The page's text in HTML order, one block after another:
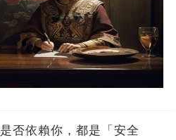
否依賴你，都是「安全